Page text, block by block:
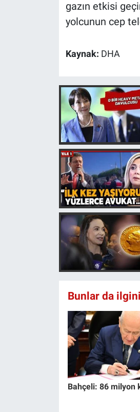
gazın etkisi
yolcunun cep
Kaynak: DHA
Bunlar da
Bahçeli: 86 milyon
Teknoloji
Türkiye'nin Geleceği
Yerel Gündem
Yerel Yaşam
Canlı Yayın